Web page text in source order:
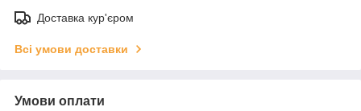
Доставка кур'єром
Всі умови доставки
Умови оплати